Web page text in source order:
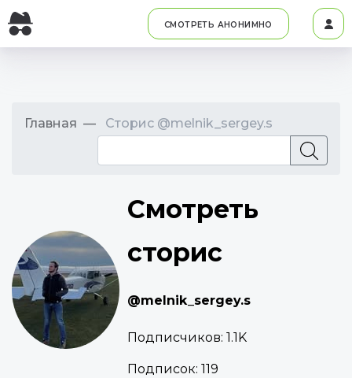
СМОТРЕТЬ АНОНИМНО
Главная Сторис @melnik_sergey.s
Смотреть
сторис
@melnik_sergey.s
Подписчиков: 1.1K
Подписок: 119